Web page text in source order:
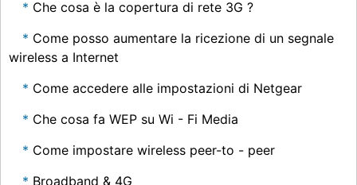
Che cosa è la copertura di rete 3G ?
Come posso aumentare la ricezione di un segnale
wireless a Internet
Come accedere alle impostazioni di Netgear
Che cosa fa WEP su Wi - Fi Media
Come impostare wireless peer-to - peer
Broadband & 4G